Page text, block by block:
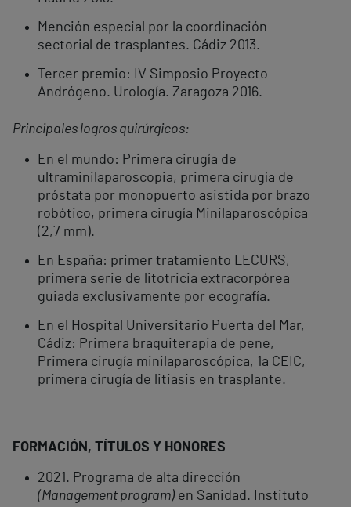
Mención especial por la coordinación
sectorial de trasplantes. Cádiz 2013.
Tercer premio: IV Simposio Proyecto
Andrógeno. Urología. Zaragoza 2016.
Principales logros quirúrgicos:
En el mundo: Primera cirugía de
ultraminilaparoscopia, primera cirugía de
próstata por monopuerto asistida por brazo
robótico, primera cirugía Minilaparoscópica
(2,7 mm).
En España: primer tratamiento LECURS,
primera serie de litotricia extracorpórea
guiada exclusivamente por ecografía.
En el Hospital Universitario Puerta del Mar,
Cádiz: Primera braquiterapia de pene,
Primera cirugía minilaparoscópica, 1a CEIC,
primera cirugía de litiasis en trasplante.
FORMACIÓN, TÍTULOS Y HONORES
2021. Programa de alta dirección
(Management program) en Sanidad. Instituto